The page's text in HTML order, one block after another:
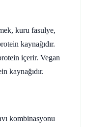
kuru fasulye,
kaynağıdır.
içerir. Vegan
kaynağıdır.
kombinasyonu